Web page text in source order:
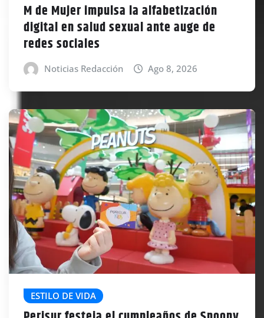
M de Mujer impulsa la alfabetización
digital en salud sexual ante auge de
redes sociales
Noticias Redacción Ago 8, 2026
ESTILO DE VIDA